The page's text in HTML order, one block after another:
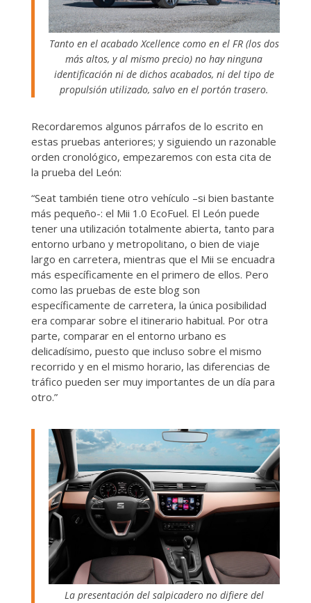
Tanto en el acabado Xcellence como en el FR (los dos
más altos, y al mismo precio) no hay ninguna
identificación ni de dichos acabados, ni del tipo de
propulsión utilizado, salvo en el portón trasero.
Recordaremos algunos párrafos de lo escrito en
estas pruebas anteriores; y siguiendo un razonable
orden cronológico, empezaremos con esta cita de
la prueba del León:
“Seat también tiene otro vehículo –si bien bastante
más pequeño-: el Mii 1.0 EcoFuel. El León puede
tener una utilización totalmente abierta, tanto para
entorno urbano y metropolitano, o bien de viaje
largo en carretera, mientras que el Mii se encuadra
más específicamente en el primero de ellos. Pero
como las pruebas de este blog son
específicamente de carretera, la única posibilidad
era comparar sobre el itinerario habitual. Por otra
parte, comparar en el entorno urbano es
delicadísimo, puesto que incluso sobre el mismo
recorrido y en el mismo horario, las diferencias de
tráfico pueden ser muy importantes de un día para
otro.”
La presentación del salpicadero no difiere del